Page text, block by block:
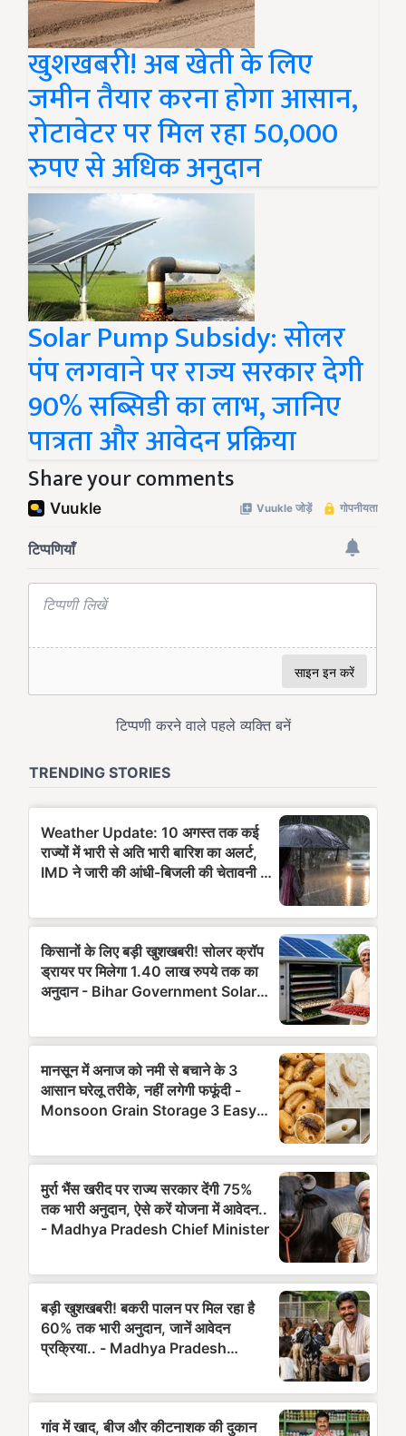
खुशखबरी! अब खेती के लिए
जमीन तैयार करना होगा आसान,
रोटावेटर पर मिल रहा 50,000
रुपए से अधिक अनुदान
Solar Pump Subsidy: सोलर
पंप लगवाने पर राज्य सरकार देगी
90% सब्सिडी का लाभ, जानिए
पात्रता और आवेदन प्रक्रिया
Share your comments